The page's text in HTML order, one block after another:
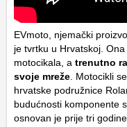
EVmoto, njemački
je tvrtku u Hrvatskoj.
motocikala, a trenutno
svoje mreže . Motocikli
hrvatske podružnice
budućnosti komponente
osnovan je prije tri